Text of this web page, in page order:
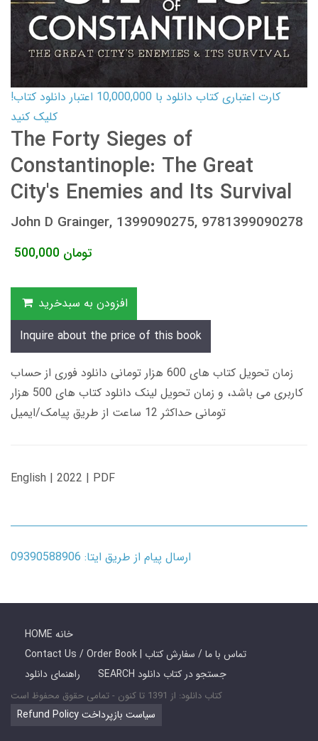
کارت اعتباری کتاب دانلود با 10,000,000 اعتبار دانلود کتاب!
کلیک کنید
The Forty Sieges of
Constantinople: The Great
City's Enemies and Its Survival
John D Grainger, 1399090275, 9781399090278
500,000 تومان
افزودن به سبدخرید
Inquire about the price of this book
زمان تحویل کتاب های 600 هزار تومانی دانلود فوری از حساب
کاربری می باشد، و زمان تحویل لینک دانلود کتاب های 500 هزار
تومانی حداکثر 12 ساعت از طریق پیامک/ایمیل
English | 2022 | PDF
ارسال پیام از طریق ایتا: 09390588906
HOME خانه
Contact Us / Order Book | تماس با ما / سفارش کتاب
راهنمای دانلود
SEARCH جستجو در کتاب دانلود
کتاب دانلود: از 1391 تا کنون - تمامی حقوق محفوظ است
Refund Policy سیاست بازپرداخت